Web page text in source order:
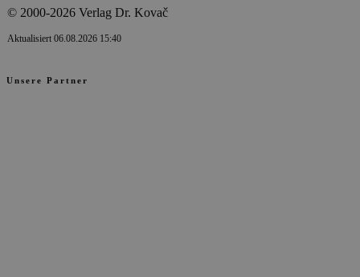
© 2000-2026 Verlag Dr. Kovač
Aktualisiert 06.08.2026 15:40
Unsere Partner